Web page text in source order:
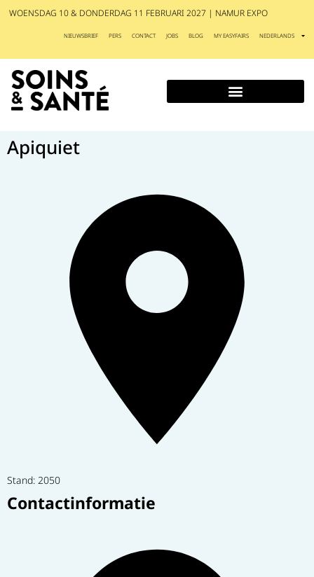
WOENSDAG 10 & DONDERDAG 11 FEBRUARI 2027 | NAMUR EXPO
NIEUWSBRIEF PERS CONTACT JOBS BLOG MY EASYFAIRS NEDERLANDS
Apiquiet
Stand: 2050
Contactinformatie